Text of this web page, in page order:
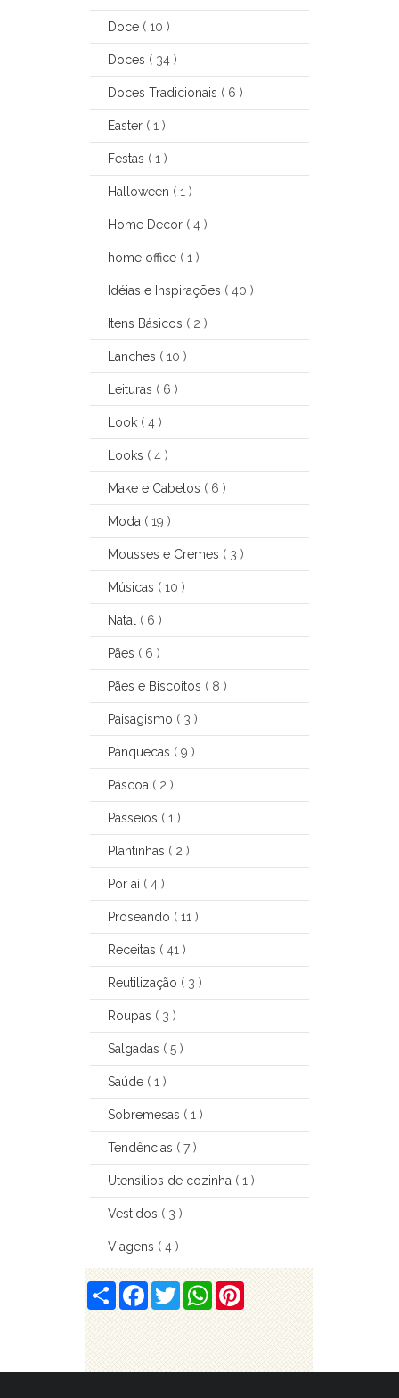
Doce ( 10 )
Doces ( 34 )
Doces Tradicionais ( 6 )
Easter ( 1 )
Festas ( 1 )
Halloween ( 1 )
Home Decor ( 4 )
home office ( 1 )
Idéias e Inspirações ( 40 )
Itens Básicos ( 2 )
Lanches ( 10 )
Leituras ( 6 )
Look ( 4 )
Looks ( 4 )
Make e Cabelos ( 6 )
Moda ( 19 )
Mousses e Cremes ( 3 )
Músicas ( 10 )
Natal ( 6 )
Pães ( 6 )
Pães e Biscoitos ( 8 )
Paisagismo ( 3 )
Panquecas ( 9 )
Páscoa ( 2 )
Passeios ( 1 )
Plantinhas ( 2 )
Por aí ( 4 )
Proseando ( 11 )
Receitas ( 41 )
Reutilização ( 3 )
Roupas ( 3 )
Salgadas ( 5 )
Saúde ( 1 )
Sobremesas ( 1 )
Tendências ( 7 )
Utensílios de cozinha ( 1 )
Vestidos ( 3 )
Viagens ( 4 )
S
F
o
T
w
r
W
p
e